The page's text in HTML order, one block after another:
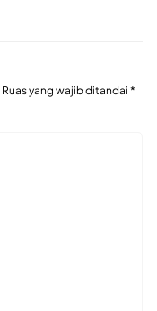
Ruas yang wajib ditandai *